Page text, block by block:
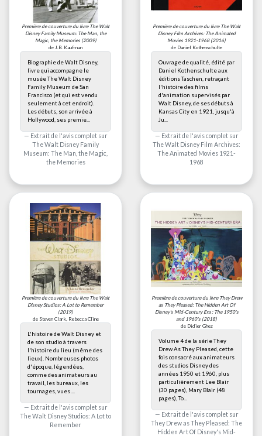
Première de couverture du livre The Walt
Disney Family Museum: The Man, the
Magic, the Memories(2009)
de J.B. Kaufman
Biographie de Walt Disney,
livre qui accompagne le
musée The Walt Disney
Family Museum de San
Francisco (et qui est vendu
seulement à cet endroit).
Les débuts, son arrivée à
Hollywood, ses premie...
Extrait de l'avis complet sur
The Walt Disney Family
Museum: The Man, the Magic,
the Memories
Première de couverture du livre The Walt
Disney Film Archives: The Animated
Movies 1921-1968(2016)
de Daniel Kothenschulte
Ouvrage de qualité, édité par
Daniel Kothenschulte aux
éditions Taschen, retraçant
l'histoire des films
d'animation supervisés par
Walt Disney, de ses débuts à
Kansas City en 1921, jusqu'à
Ju...
Extrait de l'avis complet sur
The Walt Disney Film Archives:
The Animated Movies 1921-
1968
Première de couverture du livre The Walt
Disney Studios: A Lot to Remember
(2019)
de Steven Clark, Rebecca Cline
L'histoire de Walt Disney et
de son studio à travers
l'histoire du lieu (même des
lieux). Nombreuses photos
d'époque, légendées,
comme des animateurs au
travail, les bureaux, les
tournages, vues ...
Extrait de l'avis complet sur
The Walt Disney Studios: A Lot to
Remember
Première de couverture du livre They Drew
as They Pleased: The Hidden Art Of
Disney's Mid-Century Era : The 1950's
and 1960's (2018)
de Didier Ghez
Volume 4 de la série They
Drew As They Pleased, cette
fois consacré aux animateurs
des studios Disney des
années 1950 et 1960, plus
particulièrement Lee Blair
(30 pages), Mary Blair (48
pages), To...
Extrait de l'avis complet sur
They Drew as They Pleased: The
Hidden Art Of Disney's Mid-